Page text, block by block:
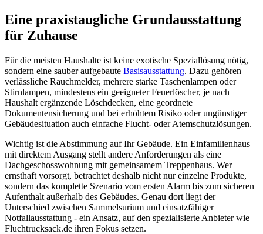
Eine praxistaugliche Grundausstattung
für Zuhause
Für die meisten Haushalte ist keine exotische Speziallösung nötig,
sondern eine sauber aufgebaute Basisausstattung. Dazu gehören
verlässliche Rauchmelder, mehrere starke Taschenlampen oder
Stirnlampen, mindestens ein geeigneter Feuerlöscher, je nach
Haushalt ergänzende Löschdecken, eine geordnete
Dokumentensicherung und bei erhöhtem Risiko oder ungünstiger
Gebäudesituation auch einfache Flucht- oder Atemschutzlösungen.
Wichtig ist die Abstimmung auf Ihr Gebäude. Ein Einfamilienhaus
mit direktem Ausgang stellt andere Anforderungen als eine
Dachgeschosswohnung mit gemeinsamem Treppenhaus. Wer
ernsthaft vorsorgt, betrachtet deshalb nicht nur einzelne Produkte,
sondern das komplette Szenario vom ersten Alarm bis zum sicheren
Aufenthalt außerhalb des Gebäudes. Genau dort liegt der
Unterschied zwischen Sammelsurium und einsatzfähiger
Notfallausstattung - ein Ansatz, auf den spezialisierte Anbieter wie
Fluchtrucksack.de ihren Fokus setzen.